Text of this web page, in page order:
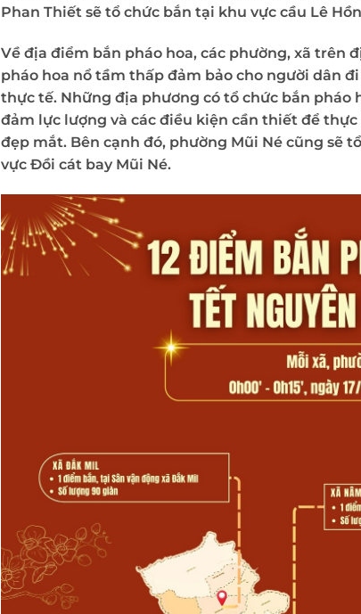
Phan Thiết sẽ tổ chức bắn tại khu vực cầu Lê
Về địa điểm bắn pháo hoa, các phường, xã trên
pháo hoa nổ tầm thấp đảm bảo cho người dân
thực tế. Những địa phương có tổ chức bắn pháo
đảm lực lượng và các điều kiện cần thiết để
đẹp mắt. Bên cạnh đó, phường Mũi Né cũng sẽ
vực Đồi cát bay Mũi Né.